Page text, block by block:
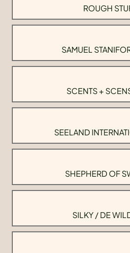
ROUGH
SAMUEL
SCENTS +
SEELAND
SHEPHERD OF
SILKY / DE